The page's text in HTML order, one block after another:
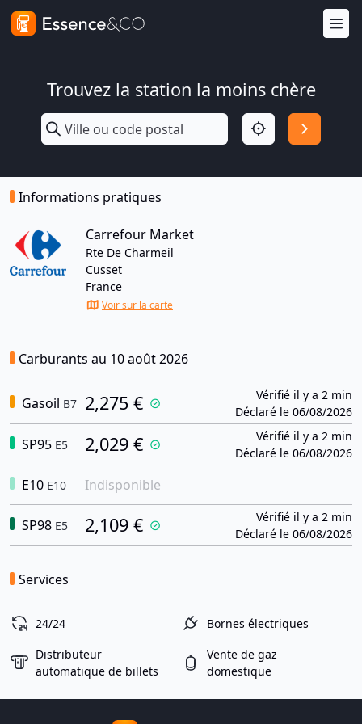
Trouvez la station la moins chère
Informations pratiques
Carrefour Market
Rte De Charmeil
Cusset
France
Voir sur la carte
Carburants au 10 août 2026
Gasoil B7 2,275 €
Vérifié il y a 2 min
Déclaré le 06/08/2026
SP95 E5 2,029 €
Vérifié il y a 2 min
Déclaré le 06/08/2026
E10 E10 Indisponible
SP98 E5 2,109 €
Vérifié il y a 2 min
Déclaré le 06/08/2026
Services
24/24 Bornes électriques
Distributeur
automatique de billets
Vente de gaz
domestique